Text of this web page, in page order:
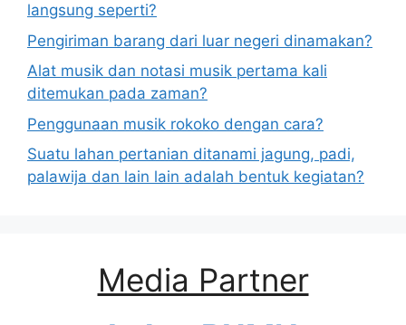
langsung seperti?
Pengiriman barang dari luar negeri dinamakan?
Alat musik dan notasi musik pertama kali
ditemukan pada zaman?
Penggunaan musik rokoko dengan cara?
Suatu lahan pertanian ditanami jagung, padi,
palawija dan lain lain adalah bentuk kegiatan?
Media Partner